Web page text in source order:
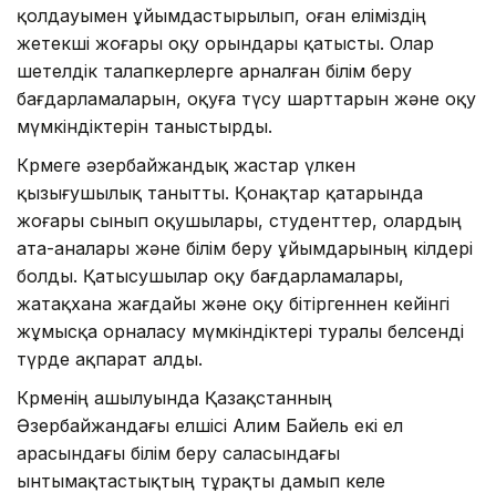
қолдауымен ұйымдастырылып, оған еліміздің
жетекші жоғары оқу орындары қатысты. Олар
шетелдік талапкерлерге арналған білім беру
бағдарламаларын, оқуға түсу шарттарын және оқу
мүмкіндіктерін таныстырды.
Көрмеге әзербайжандық жастар үлкен
қызығушылық танытты. Қонақтар қатарында
жоғары сынып оқушылары, студенттер, олардың
ата-аналары және білім беру ұйымдарының өкілдері
болды. Қатысушылар оқу бағдарламалары,
жатақхана жағдайы және оқу бітіргеннен кейінгі
жұмысқа орналасу мүмкіндіктері туралы белсенді
түрде ақпарат алды.
Көрменің ашылуында Қазақстанның
Әзербайжандағы елшісі Алим Байель екі ел
арасындағы білім беру саласындағы
ынтымақтастықтың тұрақты дамып келе